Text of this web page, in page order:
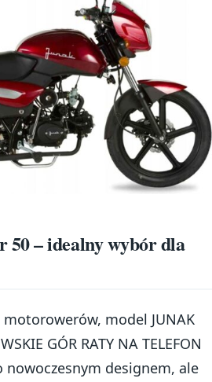
50 – idealny wybór dla
model JUNAK
GÓR RATY NA TELEFON
designem, ale